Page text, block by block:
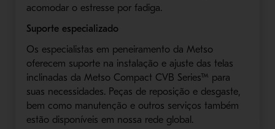
acomodar o estresse por fadiga.
Suporte especializado
Os especialistas em peneiramento da Metso
oferecem suporte na instalação e ajuste das telas
inclinadas da Metso Compact CVB Series™ para
suas necessidades. Peças de reposição e desgaste,
bem como manutenção e outros serviços também
estão disponíveis em nossa rede global.